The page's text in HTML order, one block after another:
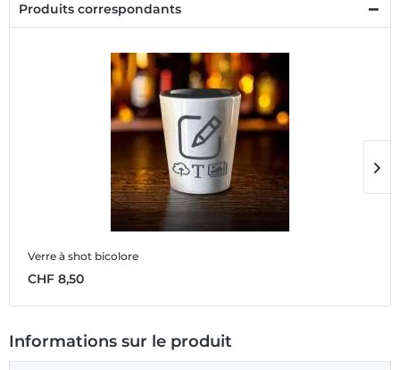
Produits correspondants
Verre à shot bicolore
CHF 8,50
Informations sur le produit